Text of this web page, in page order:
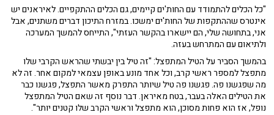
"כל הכלים להתמודד עם החות'ים קיימים, גם הכלים ההתקפיים. לאיראנים יש
אינטרס שההתקפות של החות'ים ימשכו. במזרח התיכון דברים משתנים, אבל
אני, בתחושה שלי, הם יישארו בהקשר העזתי", התייחס להמשך המערכה
ולתיאום עם המתרחש בעזה.
בהמשך הסביר על הטיל המתפצל: "זה טיל בין יבשתי שהראש הקרבי שלו
מתפצל למספר ראשי קרב, וכל אחד מונע באופן עצמאי למקום אחר. זה לא
מה שפגשנו פה. פגשנו פה טיל שיותר התפרק מאשר התפצל, פגשנו כבר
את הטילים האלה בעבר, בטח מאיראן. דבר נוסף זה שאם הטיל המתפצל
נופל, אז הוא פחות מסוכן, הוא מתפצל וראשי הקרב שלו קטנים יותר".